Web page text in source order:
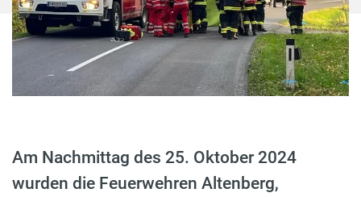
Am Nachmittag des 25. Oktober 2024
wurden die Feuerwehren Altenberg,